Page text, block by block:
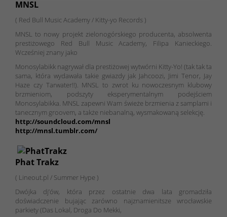
MNSL
( Red Bull Music Academy / Kitty-yo Records )
MNSL to nowy projekt zielonogórskiego producenta, absolwenta
prestiżowego Red Bull Music Academy, Filipa Kanieckiego.
Wcześniej znany jako
Monosylabikk nagrywał dla prestiżowej wytwórni Kitty-Yo! (tak tak ta
sama, która wydawała takie gwiazdy jak Jahcoozi, Jimi Tenor, Jay
Haze czy Tarwater!!). MNSL to zwrot ku nowoczesnym klubowy
brzmieniom, podszyty eksperymentalnym podejściem
Monosylabikka. MNSL zapewni Wam świeże brzmienia z samplami i
tanecznym groovem, a także niebanalną, wysmakowaną selekcję.
http://soundcloud.com/mnsl
http://mnsl.tumblr.com/
Phat Trakz
( Lineout.pl / Summer Hype )
Dwójka dj’ów, która przez ostatnie dwa lata gromadziła
doświadczenie bujając zarówno najznamienitsze wrocławskie
parkiety (Das Lokal, Droga Do Mekki,